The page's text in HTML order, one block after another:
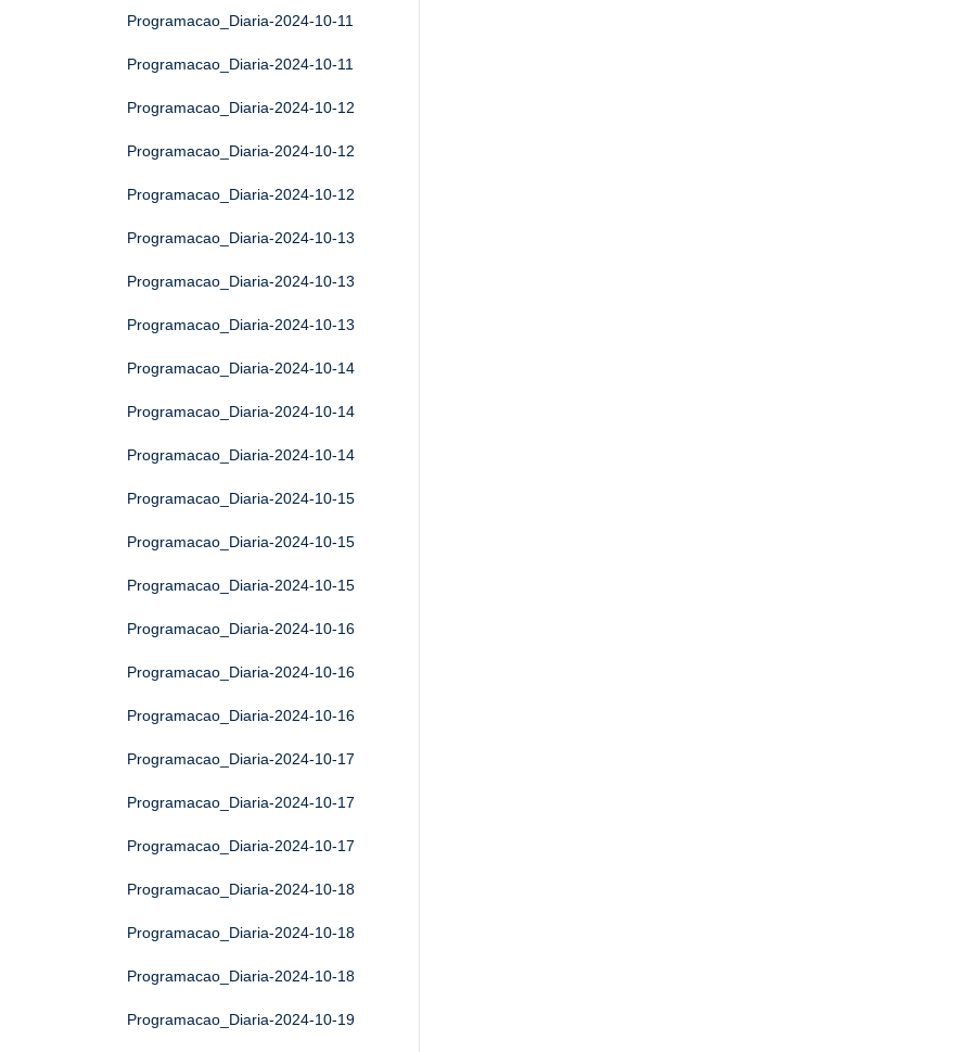
Programacao_Diaria-2024-10-11
Programacao_Diaria-2024-10-11
Programacao_Diaria-2024-10-12
Programacao_Diaria-2024-10-12
Programacao_Diaria-2024-10-12
Programacao_Diaria-2024-10-13
Programacao_Diaria-2024-10-13
Programacao_Diaria-2024-10-13
Programacao_Diaria-2024-10-14
Programacao_Diaria-2024-10-14
Programacao_Diaria-2024-10-14
Programacao_Diaria-2024-10-15
Programacao_Diaria-2024-10-15
Programacao_Diaria-2024-10-15
Programacao_Diaria-2024-10-16
Programacao_Diaria-2024-10-16
Programacao_Diaria-2024-10-16
Programacao_Diaria-2024-10-17
Programacao_Diaria-2024-10-17
Programacao_Diaria-2024-10-17
Programacao_Diaria-2024-10-18
Programacao_Diaria-2024-10-18
Programacao_Diaria-2024-10-18
Programacao_Diaria-2024-10-19